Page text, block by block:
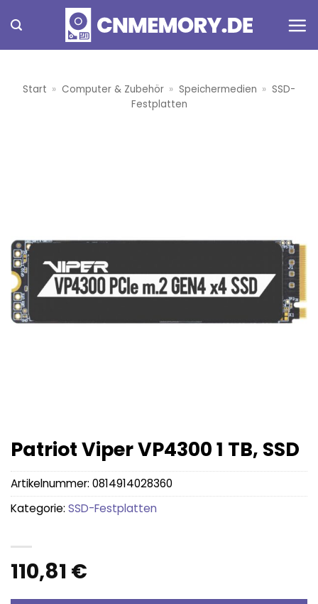
Inhalt
springen
Start » Computer & Zubehör » Speichermedien » SSD-
Festplatten
Patriot Viper VP4300 1 TB, SSD
110,81 €
Artikelnummer: 0814914028360
Kategorie: SSD-Festplatten